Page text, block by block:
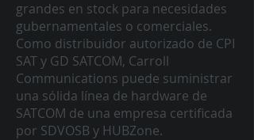
grandes en stock para necesidades
gubernamentales o comerciales.
Como distribuidor autorizado de CPI
SAT y GD SATCOM, Carroll
Communications puede suministrar
una sólida línea de hardware de
SATCOM de una empresa certificada
por SDVOSB y HUBZone.